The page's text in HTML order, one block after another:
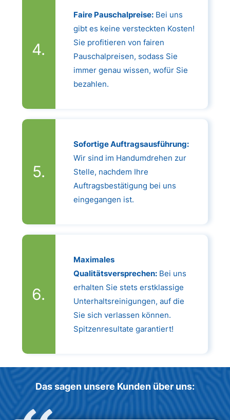
Faire Pauschalpreise:Bei uns
gibt es keine versteckten Kosten!
Sie profitieren von fairen
Pauschalpreisen, sodass Sie
immer genau wissen, wofür Sie
bezahlen.
Sofortige Auftragsausführung:
Wir sind im Handumdrehen zur
Stelle, nachdem Ihre
Auftragsbestätigung bei uns
eingegangen ist.
Maximales
Qualitätsversprechen:Bei uns
erhalten Sie stets erstklassige
Unterhaltsreinigungen, auf die
Sie sich verlassen können.
Spitzenresultate garantiert!
Das sagen unsere Kunden über uns: